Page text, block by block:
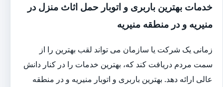
خدمات بهترین باربری و اتوبار حمل اثاث منزل در
منیریه و در منطقه منیریه
زمانی یک شرکت یا سازمان می تواند لقب بهترین را از
سمت مردم دریافت کند که، بهترین خدمات را در کنار دانش
عالی ارائه دهد. بهترین باربری و اتوبار منیریه و در منطقه